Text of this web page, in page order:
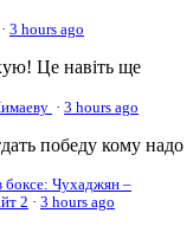
· 3 hours ago
Це навіть ще
· 3 hours ago
победу кому надо
боксе: Чухаджян –
2 · 3 hours ago